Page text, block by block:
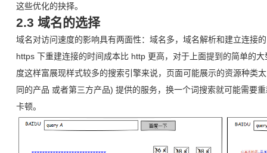
这些优化的抉择。
2.3 域名的选择
域名对访问速度的影响具有两面性：域名多，域名解析和建立连接
https 下重建连接的时间成本比 http 更高，对于上面提到的简单的
度这样富展现样式较多的搜索引擎来说，页面可能展示的资源种类
同的产品 或者第三方产品) 提供的服务，换一个词搜索就可能需要
卡顿。